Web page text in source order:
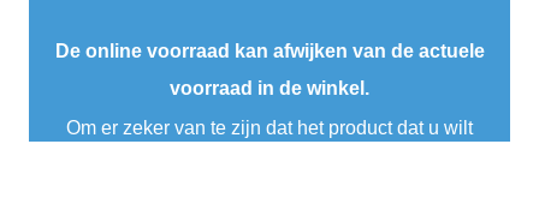
De online voorraad kan afwijken van de actuele
voorraad in de winkel.
Om er zeker van te zijn dat het product dat u wilt